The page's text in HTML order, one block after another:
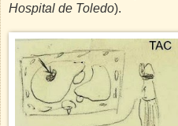
Hospital de Toledo).